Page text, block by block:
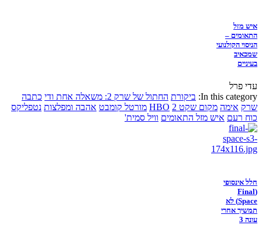
איש מזל
התאומים –
הניסוי הקולנועי
שמכאיב
בעיניים
עדי פרל
In this category: ביקורת החתול של שרק 2: משאלה אחת ודי
כתבה
שרק אימה מקום שקט 2 HBO מורטל קומבט אהבה ומפלצות נטפליקס
כוח רעם איש מזל התאומים וויל סמית'
חלל אינסופי
(Final
Space) לא
תמשיך אחרי
עונה 3